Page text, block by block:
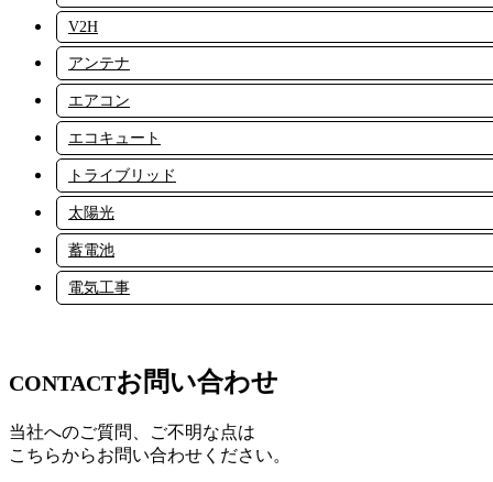
V2H
アンテナ
エアコン
エコキュート
トライブリッド
太陽光
蓄電池
電気工事
CONTACTお問い合わせ
当社へのご質問、ご不明な点は
こちらからお問い合わせください。